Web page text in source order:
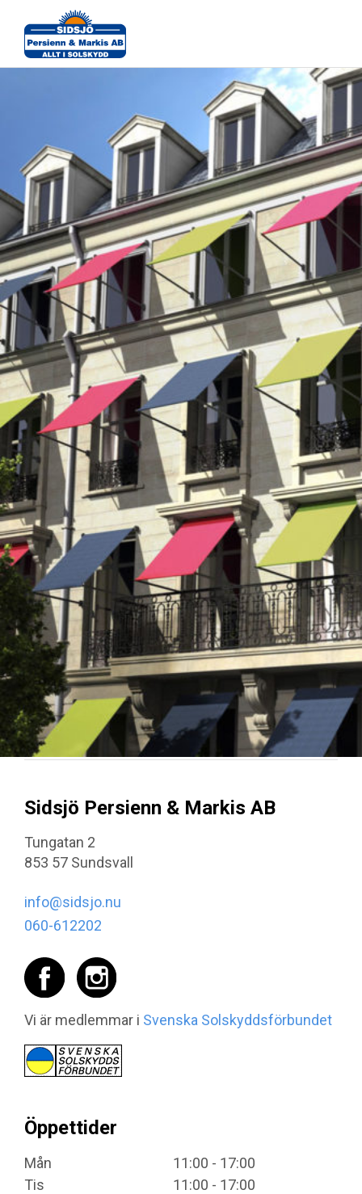
Fönstermarkiser-Fallarmsmarkiser-färger
Sidsjö Persienn & Markis AB
Tungatan 2
853 57 Sundsvall
info@sidsjo.nu
060-612202
Vi är medlemmar i Svenska Solskyddsförbundet
Öppettider
Mån
11:00 - 17:00
Tis
11:00 - 17:00